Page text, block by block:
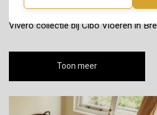
uit lijm- of kliksystemen voor een
Vivero collectie bij Cibo Vloeren in
Toon meer